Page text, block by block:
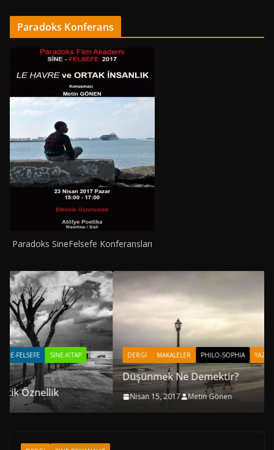
Paradoks Konferans
Paradoks SineFelsefe Konferansları
DERGI MAKALELER PHILO-SOPHIA YAZARLAR
Düşünmek Ne Demektir?
Nisan 15, 2017 Metin Gönen